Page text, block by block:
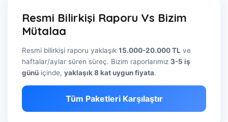
Resmi Bilirkişi Raporu Vs Bizim
Mütalaa
Resmi bilirkişi raporu yaklaşık 15.000-20.000 TL ve
haftalar/aylar süren süreç. Bizim raporlarımız 3-5 iş
günü içinde, yaklaşık 8 kat uygun fiyata.
Tüm Paketleri Karşılaştır